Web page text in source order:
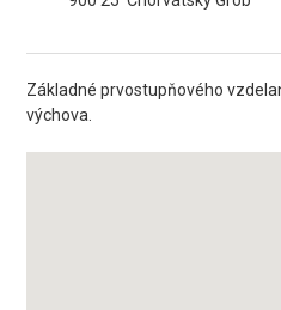
Základné prvostupňového
výchova.